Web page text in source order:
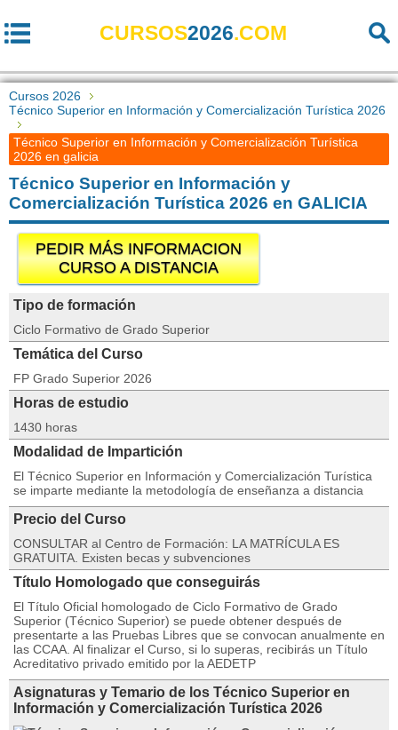
CURSOS2026.COM
Cursos 2026
Técnico Superior en Información y Comercialización Turística 2026
Técnico Superior en Información y Comercialización Turística
2026 en galicia
Técnico Superior en Información y
Comercialización Turística 2026 en GALICIA
PEDIR MÁS INFORMACION
CURSO A DISTANCIA
Tipo de formación
Ciclo Formativo de Grado Superior
Temática del Curso
FP Grado Superior 2026
Horas de estudio
1430 horas
Modalidad de Impartición
El Técnico Superior en Información y Comercialización Turística
se imparte mediante la metodología de enseñanza a distancia
Precio del Curso
CONSULTAR al Centro de Formación: LA MATRÍCULA ES
GRATUITA. Existen becas y subvenciones
Título Homologado que conseguirás
El Título Oficial homologado de Ciclo Formativo de Grado
Superior (Técnico Superior) se puede obtener después de
presentarte a las Pruebas Libres que se convocan anualmente en
las CCAA. Al finalizar el Curso, si lo superas, recibirás un Título
Acreditativo privado emitido por la AEDETP
Asignaturas y Temario de los Técnico Superior en
Información y Comercialización Turística 2026